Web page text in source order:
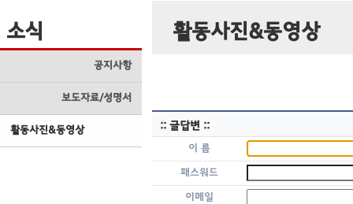
소식
공지사항
보도자료/성명서
활동사진&동영상
활동사진&동영상
:: 글답변 ::
이 름
패스워드
이메일